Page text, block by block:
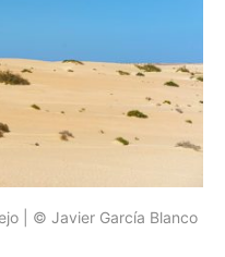
| © Javier García Blanco